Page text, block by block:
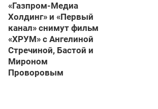
«Газпром-Медиа
Холдинг» и «Первый
канал» снимут фильм
«ХРУМ» с Ангелиной
Стречиной, Бастой и
Мироном
Проворовым